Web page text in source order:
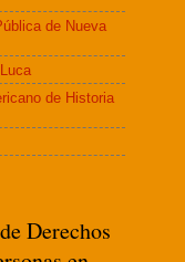
de Nueva
de Historia
Derechos